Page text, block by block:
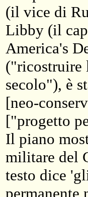
(il vice di
Libby (il
America's
("ricostruire
secolo"), è
[neo-
["progetto
Il piano
militare del
testo dice